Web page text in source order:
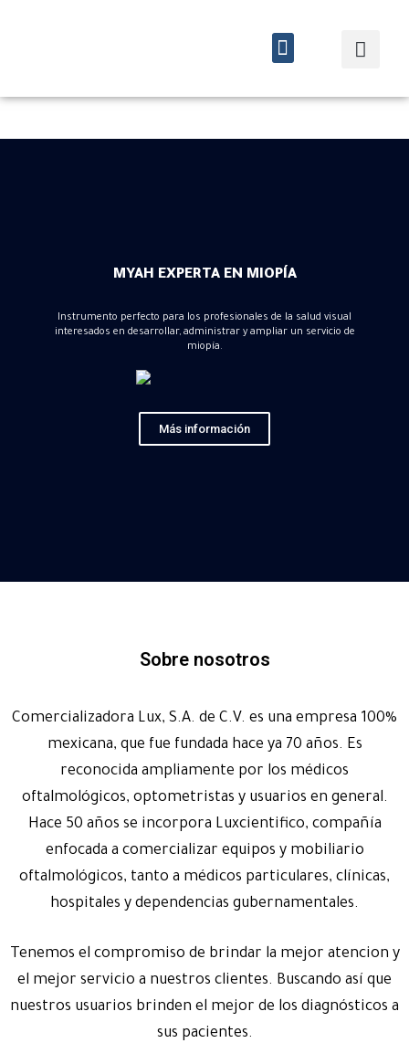
MYAH EXPERTA EN MIOPÍA
Instrumento perfecto para los profesionales de la salud visual
interesados en desarrollar, administrar y ampliar un servicio de
miopía.
Más información
Sobre nosotros
Comercializadora Lux, S.A. de C.V. es una empresa 100%
mexicana, que fue fundada hace ya 70 años. Es
reconocida ampliamente por los médicos
oftalmológicos, optometristas y usuarios en general.
Hace 50 años se incorpora Luxcientifico, compañía
enfocada a comercializar equipos y mobiliario
oftalmológicos, tanto a médicos particulares, clínicas,
hospitales y dependencias gubernamentales.
Tenemos el compromiso de brindar la mejor atencion y
el mejor servicio a nuestros clientes. Buscando así que
nuestros usuarios brinden el mejor de los diagnósticos a
sus pacientes.